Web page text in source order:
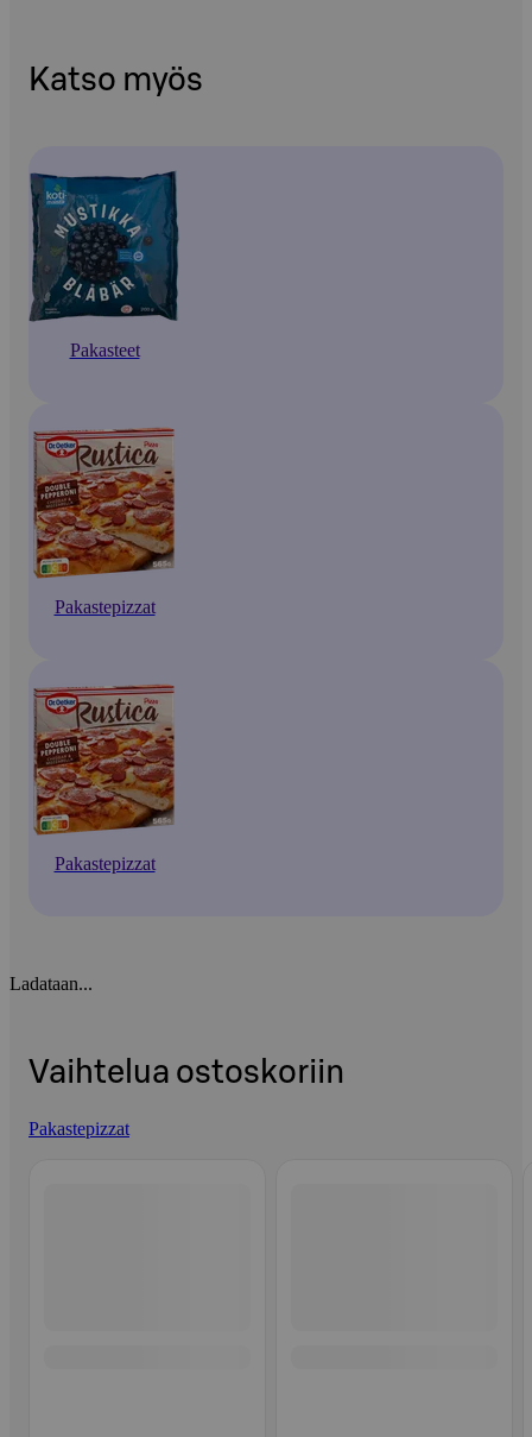
Katso myös
Pakasteet
Pakastepizzat
Pakastepizzat
Ladataan...
Vaihtelua ostoskoriin
Pakastepizzat